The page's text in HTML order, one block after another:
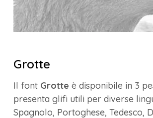
Grotte
Il font Grotte è disponibile in 3
presenta glifi utili per diverse
Spagnolo, Portoghese, Tedesco,